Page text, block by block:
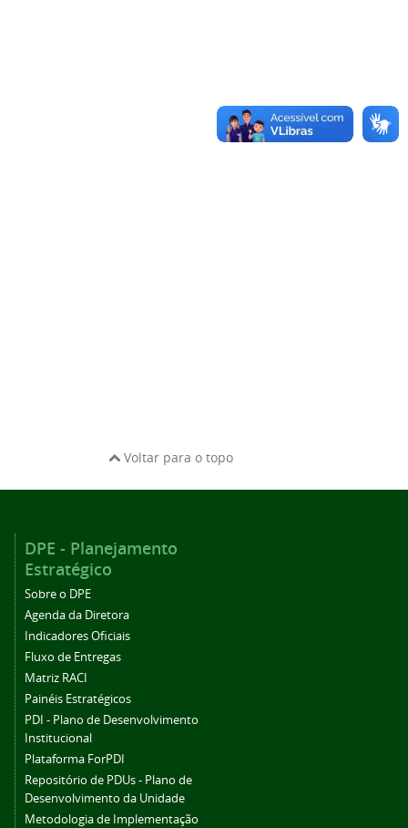
Voltar para o topo
DPE - Planejamento
Estratégico
Sobre o DPE
Agenda da Diretora
Indicadores Oficiais
Fluxo de Entregas
Matriz RACI
Painéis Estratégicos
PDI - Plano de Desenvolvimento
Institucional
Plataforma ForPDI
Repositório de PDUs - Plano de
Desenvolvimento da Unidade
Metodologia de Implementação